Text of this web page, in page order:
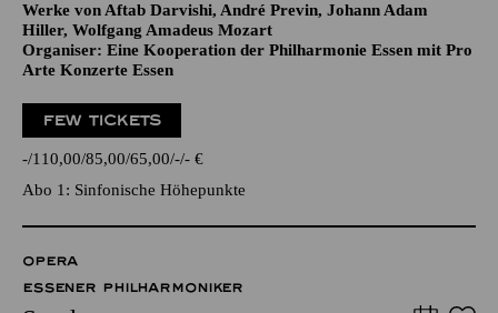
Werke von Aftab Darvishi, André Previn, Johann Adam
Hiller, Wolfgang Amadeus Mozart
Organiser: Eine Kooperation der Philharmonie Essen mit Pro
Arte Konzerte Essen
FEW TICKETS
- 110,00 85,00 65,00 - - €
Abo 1: Sinfonische Höhepunkte
OPERA
ESSENER PHILHARMONIKER